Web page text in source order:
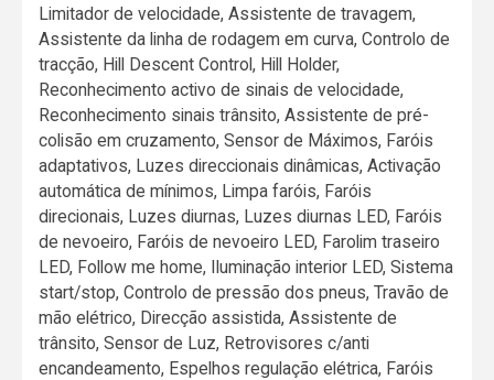
Limitador de velocidade, Assistente de travagem,
Assistente da linha de rodagem em curva, Controlo de
tracção, Hill Descent Control, Hill Holder,
Reconhecimento activo de sinais de velocidade,
Reconhecimento sinais trânsito, Assistente de pré-
colisão em cruzamento, Sensor de Máximos, Faróis
adaptativos, Luzes direccionais dinâmicas, Activação
automática de mínimos, Limpa faróis, Faróis
direcionais, Luzes diurnas, Luzes diurnas LED, Faróis
de nevoeiro, Faróis de nevoeiro LED, Farolim traseiro
LED, Follow me home, Iluminação interior LED, Sistema
start/stop, Controlo de pressão dos pneus, Travão de
mão elétrico, Direcção assistida, Assistente de
trânsito, Sensor de Luz, Retrovisores c/anti
encandeamento, Espelhos regulação elétrica, Faróis